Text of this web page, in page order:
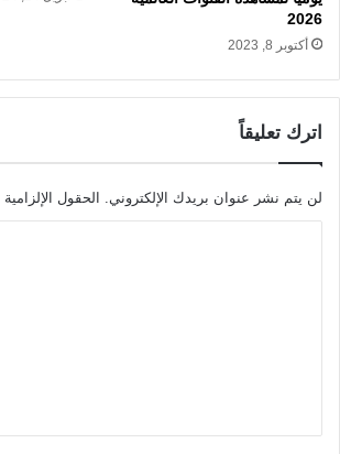
2026
أكتوبر 8, 2023
اترك تعليقاً
لن يتم نشر عنوان بريدك الإلكتروني. الحقول
ق